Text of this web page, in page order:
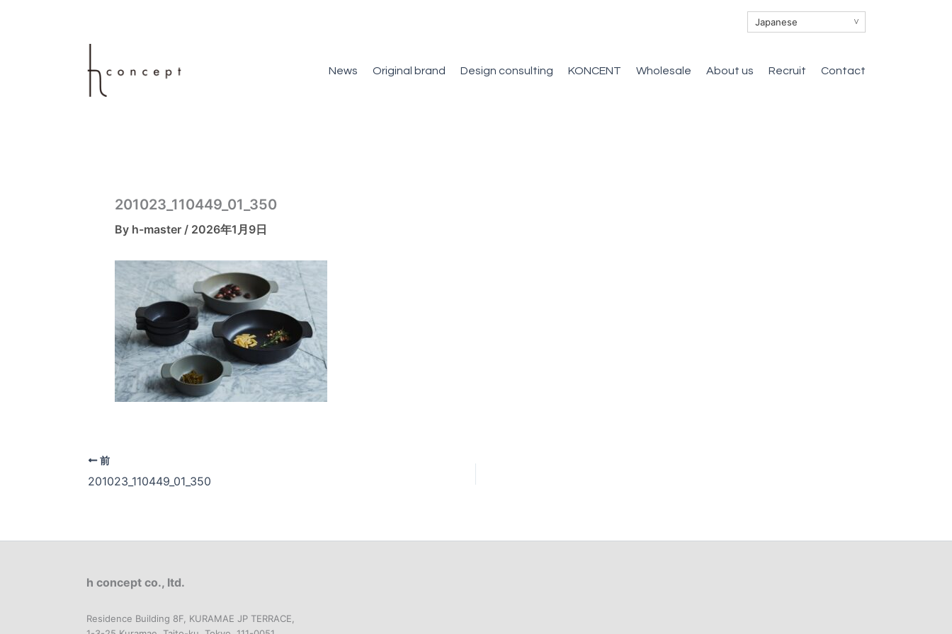
∨
News Original brand Design consulting KONCENT Wholesale About us Recruit Contact
201023_110449_01_350
By h-master / 2026年1月9日
前
201023_110449_01_350
h concept co., ltd.
Residence Building 8F, KURAMAE JP TERRACE,